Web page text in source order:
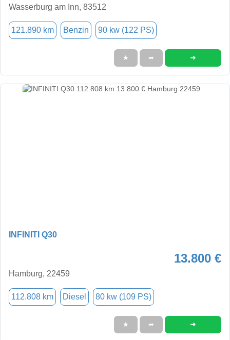
Wasserburg am Inn, 83512
121.890 km Benzin 90 kw (122 PS)
★ ➦ ➜
INFINITI Q30
13.800 €
Hamburg, 22459
112.808 km Diesel 80 kw (109 PS)
★ ➦ ➜